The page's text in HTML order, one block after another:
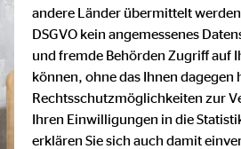
andere Länder übermittelt
DSGVO kein angemessenes
und fremde Behörden Zugriff auf
können, ohne das Ihnen dagegen
Rechtsschutzmöglichkeiten zur
Ihren Einwilligungen in die
erklären Sie sich auch damit